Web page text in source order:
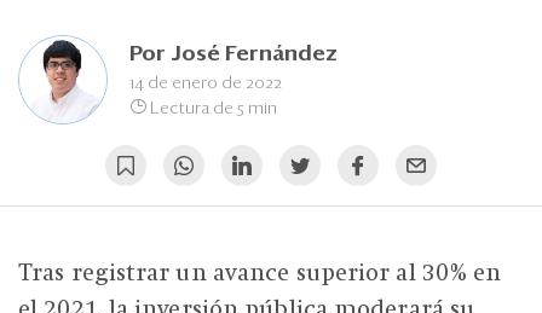
Edición Impresa
Por José Fernández
14 de enero de 2022
Lectura de 5 min
Tras registrar un avance superior al 30% en